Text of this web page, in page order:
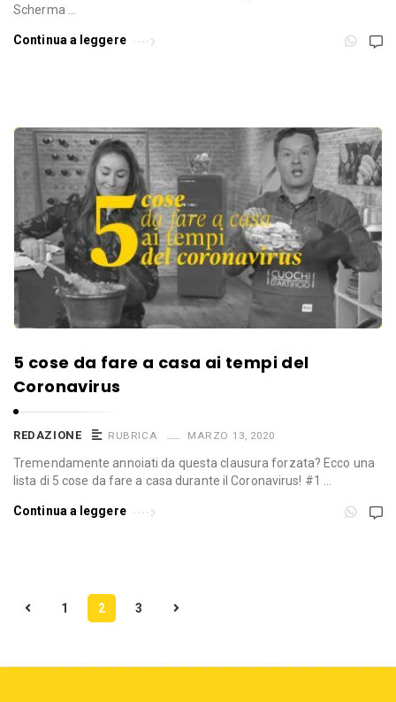
Scherma …
Continua a leggere
5 cose da fare a casa ai tempi del
Coronavirus
REDAZIONE RUBRICA MARZO 13, 2020
Tremendamente annoiati da questa clausura forzata? Ecco una
lista di 5 cose da fare a casa durante il Coronavirus! #1 …
Continua a leggere
N 1 2 3